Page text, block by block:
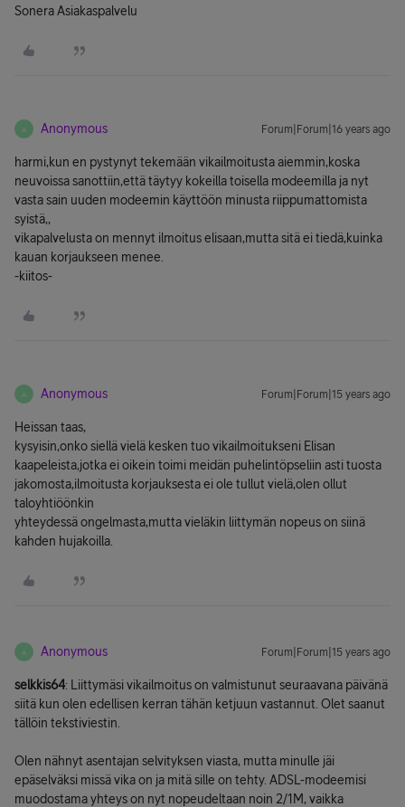
Sonera Asiakaspalvelu
A Anonymous Forum|Forum|16 years ago
harmi,kun en pystynyt tekemään vikailmoitusta aiemmin,koska
neuvoissa sanottiin,että täytyy kokeilla toisella modeemilla ja nyt
vasta sain uuden modeemin käyttöön minusta riippumattomista
syistä,,
vikapalvelusta on mennyt ilmoitus elisaan,mutta sitä ei tiedä,kuinka
kauan korjaukseen menee.
-kiitos-
A Anonymous Forum|Forum|15 years ago
Heissan taas,
kysyisin,onko siellä vielä kesken tuo vikailmoitukseni Elisan
kaapeleista,jotka ei oikein toimi meidän puhelintöpseliin asti tuosta
jakomosta,ilmoitusta korjauksesta ei ole tullut vielä,olen ollut
taloyhtiöönkin
yhteydessä ongelmasta,mutta vieläkin liittymän nopeus on siinä
kahden hujakoilla.
A Anonymous Forum|Forum|15 years ago
selkkis64: Liittymäsi vikailmoitus on valmistunut seuraavana päivänä
siitä kun olen edellisen kerran tähän ketjuun vastannut. Olet saanut
tällöin tekstiviestin.
Olen nähnyt asentajan selvityksen viasta, mutta minulle jäi
epäselväksi missä vika on ja mitä sille on tehty. ADSL-modeemisi
muodostama yhteys on nyt nopeudeltaan noin 2/1M, vaikka